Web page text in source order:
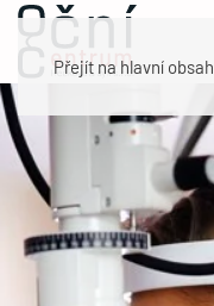
Přejít na hlavní obsah